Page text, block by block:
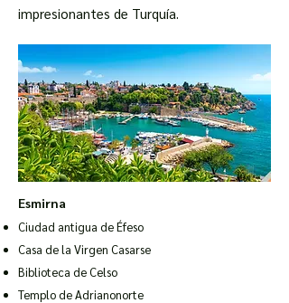
impresionantes de Turquía.
Esmirna
Ciudad antigua de Éfeso
Casa de la Virgen Casarse
Biblioteca de Celso
Templo de Adrianonorte